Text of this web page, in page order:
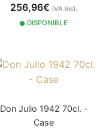
256,96€ IVA incl.
DISPONIBLE
Don Julio 1942 70cl. -
Case